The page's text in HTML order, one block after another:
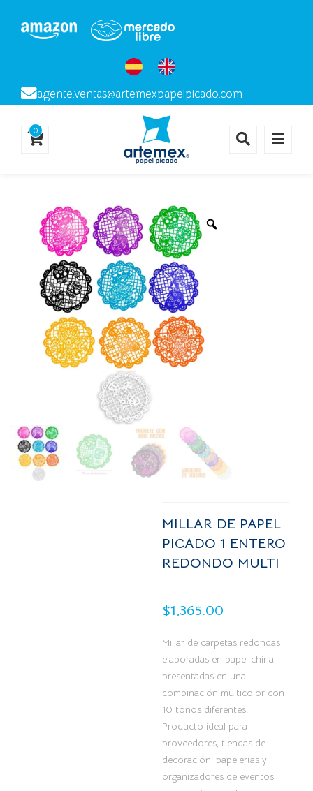
agente.ventas@artemexpapelpicado.com
0
MILLAR DE PAPEL
PICADO 1 ENTERO
REDONDO MULTI
$1,365.00
Millar de carpetas redondas
elaboradas en papel china,
presentadas en una
combinación multicolor con
10 tonos diferentes.
Producto ideal para
proveedores, tiendas de
decoración, papelerías y
organizadores de eventos